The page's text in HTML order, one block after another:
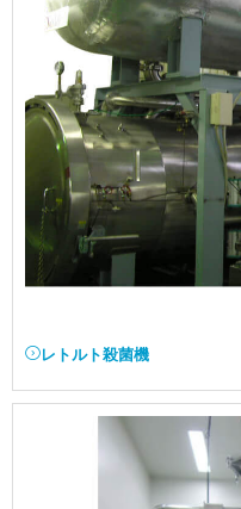
レトルト殺菌機